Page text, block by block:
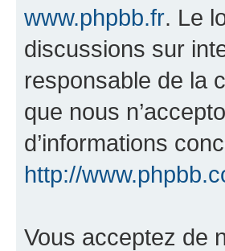
www.phpbb.fr. Le
discussions sur
responsable de la
que nous
d’informations
http://
Vous acceptez de